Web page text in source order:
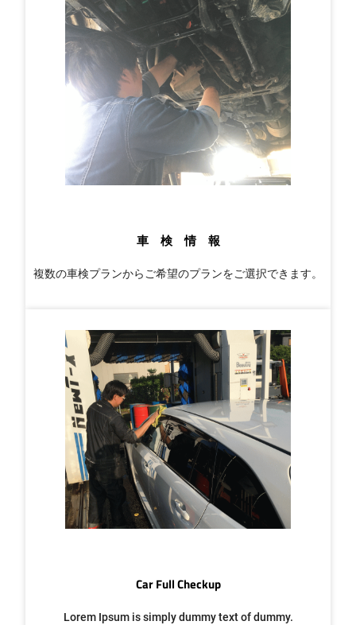
車 検 情 報
複数の車検プランからご希望のプランをご選択できます。
Car Full Checkup
Lorem Ipsum is simply dummy text of dummy.